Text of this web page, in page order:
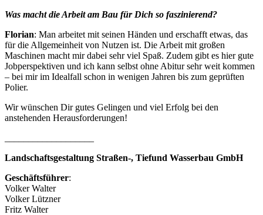
Was macht die Arbeit am Bau für Dich so faszinierend?
Florian: Man arbeitet mit seinen Händen und erschafft etwas, das
für die Allgemeinheit von Nutzen ist. Die Arbeit mit großen
Maschinen macht mir dabei sehr viel Spaß. Zudem gibt es hier gute
Jobperspektiven und ich kann selbst ohne Abitur sehr weit kommen
– bei mir im Idealfall schon in wenigen Jahren bis zum geprüften
Polier.
Wir wünschen Dir gutes Gelingen und viel Erfolg bei den
anstehenden Herausforderungen!
Landschaftsgestaltung Straßen-, Tiefund Wasserbau GmbH
Geschäftsführer:
Volker Walter
Volker Lützner
Fritz Walter